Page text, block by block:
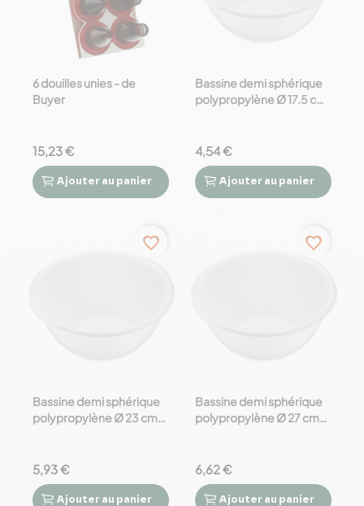
6 douilles unies - de
Buyer
15,23 €
 
Ajouter au panier
Bassine demi sphérique
polypropylène Ø 17.5 cm
4,54 €
 
Ajouter au panier
favorite_border
Bassine demi sphérique
polypropylène Ø 23 cm
5,93 €
Ajouter au panier
favorite_border
Bassine demi sphérique
polypropylène Ø 27 cm
6,62 €
Ajouter au panier